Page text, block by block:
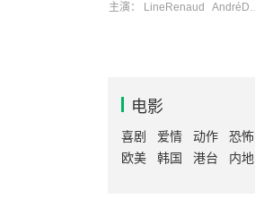
主演： LineRenaud AndréDussollier
电影
喜剧 爱情 动作 恐怖
欧美
韩国 港台 内地